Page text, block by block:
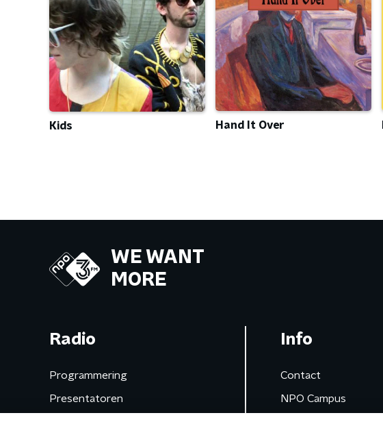
Kids Hand It Over
WE WANT
MORE
Radio
Programmering
Presentatoren
Info
Contact
NPO Campus